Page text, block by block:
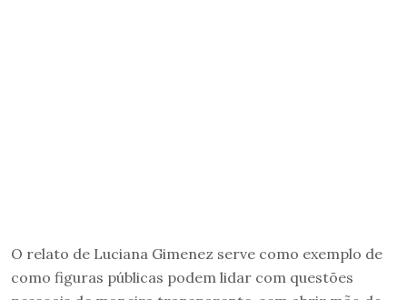
O relato de Luciana Gimenez serve como exemplo de
como figuras públicas podem lidar com questões